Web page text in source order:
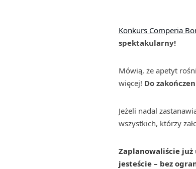
Konkurs Comperia
spektakularny!
Mówią, że apetyt
więcej! Do
Jeżeli nadal
wszystkich, którzy
Zaplanowaliście już
jesteście – bez